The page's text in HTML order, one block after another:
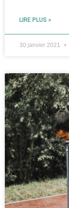
LIRE PLUS »
30 janvier 2021